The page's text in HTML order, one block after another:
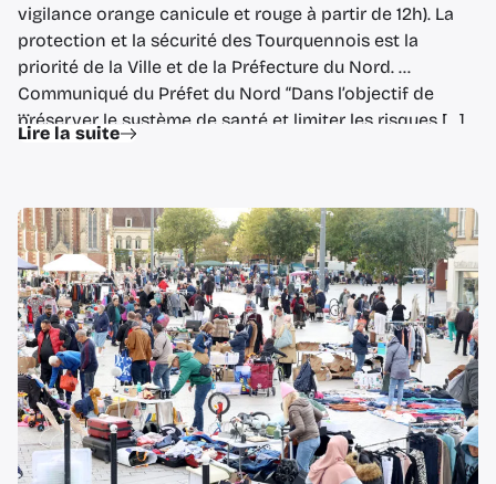
vigilance orange canicule et rouge à partir de 12h). La
protection et la sécurité des Tourquennois est la
priorité de la Ville et de la Préfecture du Nord.
Communiqué du Préfet du Nord “Dans l’objectif de
préserver le système de santé et limiter les risques […]
...
Lire la suite